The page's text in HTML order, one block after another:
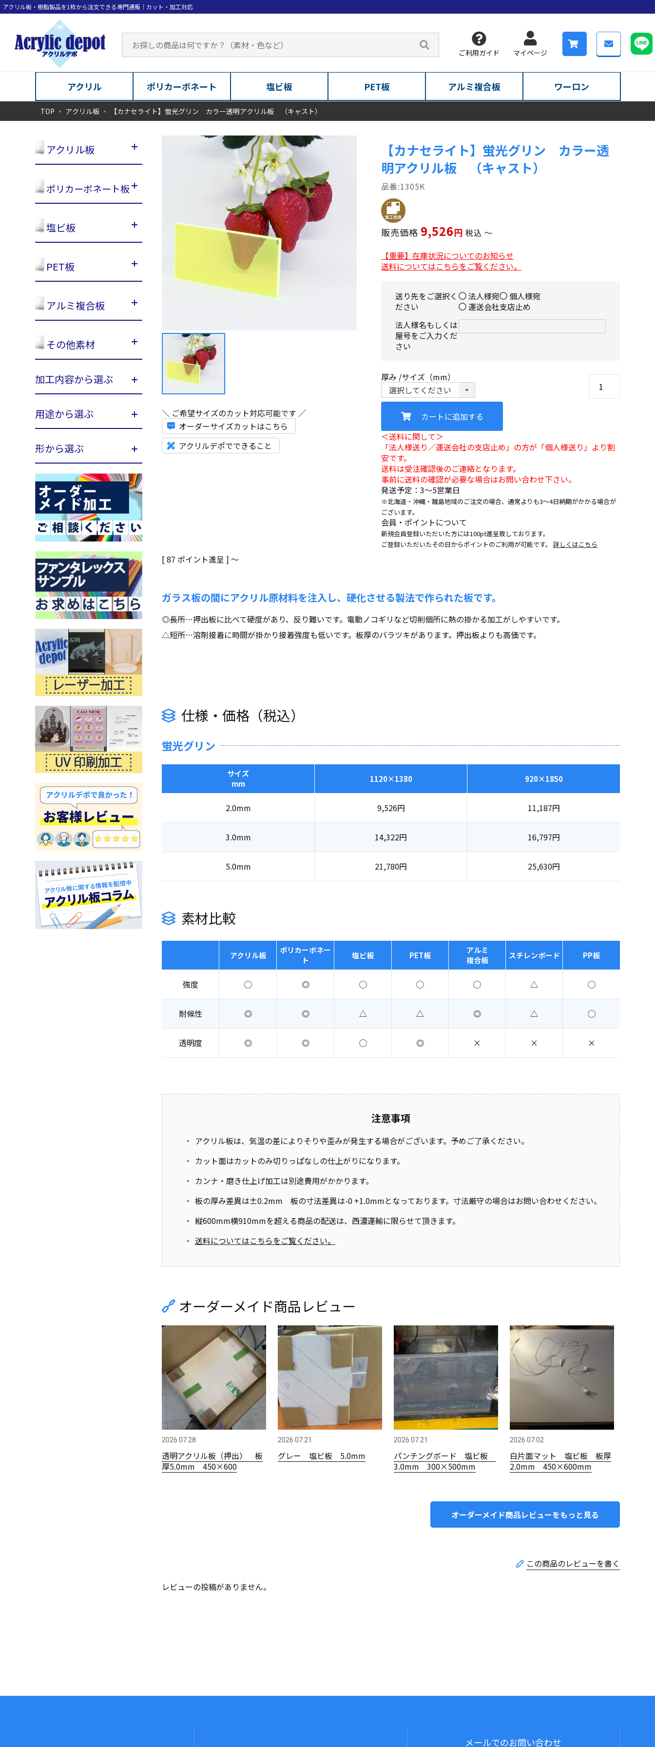
ご利用ガイド マイページ
アクリル ポリカーボネート 塩ビ板 PET板 アルミ複合板 ワーロン
TOP アクリル板 【カナセライト】蛍光グリン カラー透明アクリル板 （キャスト）
アクリル板
ポリカーボネート板
塩ビ板
PET板
アルミ複合板
その他素材
加工内容から選ぶ
用途から選ぶ
形から選ぶ
＼ ご希望サイズのカット対応可能です ／
オーダーサイズカットはこちら
アクリルデポでできること
【カナセライト】蛍光グリン カラー透
明アクリル板 （キャスト）
1305K
販売価格 9,526 税込 〜
【重要】在庫状況についてのお知らせ
送料についてはこちらをご覧ください。
送り先をご選択く
ださい
法人様宛
個人様宛
運送会社支店止め
法人様名もしくは
屋号をご入力くだ
さい
厚み サイズ（mm）
カートに追加する
＜送料に関して＞
「法人様送り／運送会社の支店止め」の方が「個人様送り」より割
安です。
送料は受注確認後のご連絡となります。
事前に送料の確認が必要な場合はお問い合わせ下さい。
発送予定：3〜5営業日
※北海道・沖縄・離島地域のご注文の場合、通常よりも3～4日納期がかかる場合が
ございます。
会員・ポイントについて
新規会員登録いただいた方には100pt進呈致しております。
ご登録いただいたその日からポイントのご利用が可能です。 詳しくはこちら
[87 ポイント進呈 ] 〜
ガラス板の間にアクリル原材料を注入し、硬化させる製法で作られた板です。
◎長所…押出板に比べて硬度があり、反り難いです。電動ノコギリなど切削個所に熱の掛かる加工がしやすいです。
△短所…溶剤接着に時間が掛かり接着強度も低いです。板厚のバラツキがあります。押出板よりも高価です。
仕様・価格（税込）
蛍光グリン
サイズ
mm
1120×1380 920×1850
2.0mm 9,526円 11,187円
3.0mm 14,322円 16,797円
5.0mm 21,780円 25,630円
素材比較
アクリル板
ポリカーボネー
ト
塩ビ板 PET板
アルミ
複合板
スチレンボード PP板
強度 ◯ ◎ ◯ ◯ ◯ △ ◯
耐候性 ◎ ◎ △ △ ◎ △ ◯
透明度 ◎ ◎ ◯ ◎ × × ×
注意事項
アクリル板は、気温の差によりそりや歪みが発生する場合がございます。予めご了承ください。
カット面はカットのみ切りっぱなしの仕上がりになります。
カンナ・磨き仕上げ加工は別途費用がかかります。
板の厚み差異は±0.2mm 板の寸法差異は-0 +1.0mmとなっております。寸法厳守の場合はお問い合わせください。
縦600mm横910mmを超える商品の配送は、西濃運輸に限らせて頂きます。
送料についてはこちらをご覧ください。
オーダーメイド商品レビュー
2026.07.28
透明アクリル板（押出） 板
厚5.0mm 450×600
2026.07.21
グレー 塩ビ板 5.0mm
2026.07.21
パンチングボード 塩ビ板
3.0mm 300×500mm
2026.07.02
白片面マット 塩ビ板 板厚
2.0mm 450×600mm
オーダーメイド商品レビューをもっと見る
レビューの投稿がありません。
メールでのお問い合わせ